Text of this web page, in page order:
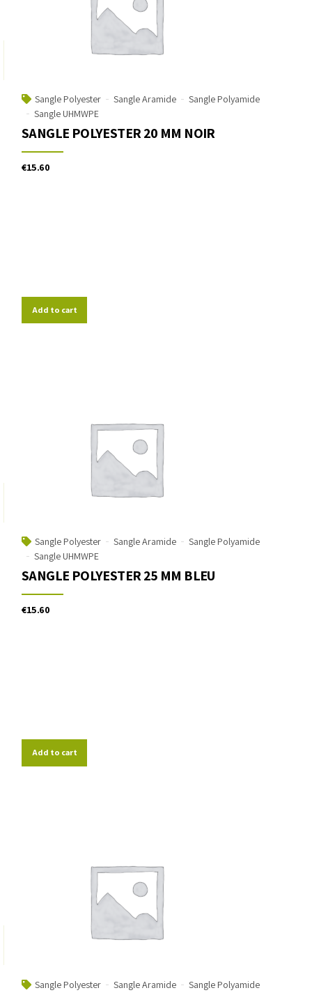
Sangle Polyester Sangle Aramide
Sangle Polyamide
Sangle UHMWPE
SANGLE POLYESTER 20 MM NOIR
€15.60
Add to cart
Sangle Polyester Sangle Aramide
Sangle Polyamide
Sangle UHMWPE
SANGLE POLYESTER 25 MM BLEU
€15.60
Add to cart
Sangle Polyester Sangle Aramide
Sangle Polyamide